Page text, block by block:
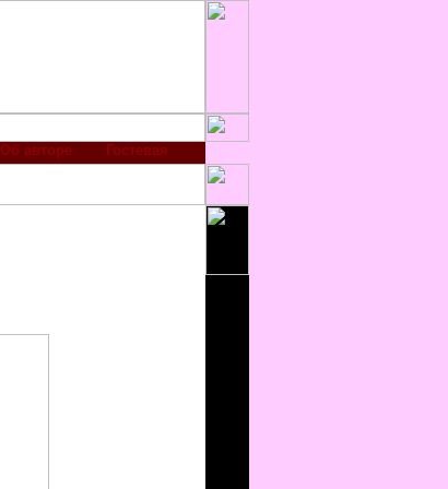
Об авторе Гостевая